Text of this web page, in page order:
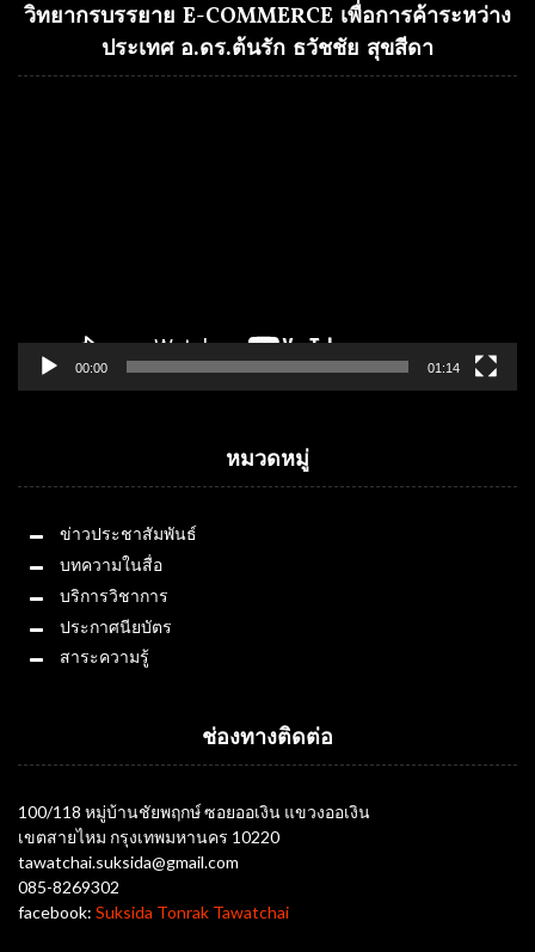
วิทยากรบรรยาย E-COMMERCE เพื่อการค้าระหว่าง
ประเทศ อ.ดร.ต้นรัก ธวัชชัย สุขสีดา
00:00 01:14
หมวดหมู่
ข่าวประชาสัมพันธ์
บทความในสื่อ
บริการวิชาการ
ประกาศนียบัตร
สาระความรู้
ช่องทางติดต่อ
100/118 หมู่บ้านชัยพฤกษ์ ซอยออเงิน แขวงออเงิน
เขตสายไหม กรุงเทพมหานคร 10220
tawatchai.suksida@gmail.com
085-8269302
facebook: Suksida Tonrak Tawatchai